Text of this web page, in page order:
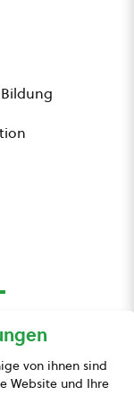
von ihnen sind
Website und Ihre